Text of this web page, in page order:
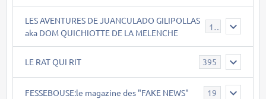
LES AVENTURES DE JUANCULADO GILIPOLLAS
aka DOM QUICHIOTTE DE LA MELENCHE
119
LE RAT QUI RIT 395
FESSEBOUSE:le magazine des "FAKE NEWS" 19